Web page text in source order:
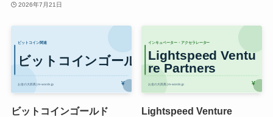
2026年7月21日
ビットコインゴールド
Lightspeed Venture